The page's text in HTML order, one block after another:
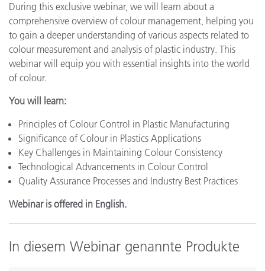
During this exclusive webinar, we will learn about a
comprehensive overview of colour management, helping you
to gain a deeper understanding of various aspects related to
colour measurement and analysis of plastic industry. This
webinar will equip you with essential insights into the world
of colour.
You will learn:
Principles of Colour Control in Plastic Manufacturing
Significance of Colour in Plastics Applications
Key Challenges in Maintaining Colour Consistency
Technological Advancements in Colour Control
Quality Assurance Processes and Industry Best Practices
Webinar is offered in English.
In diesem Webinar genannte Produkte